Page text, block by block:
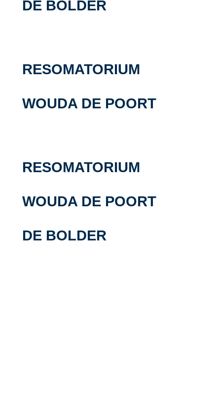
DE BOLDER
RESOMATORIUM
WOUDA DE POORT
RESOMATORIUM
WOUDA DE POORT
DE BOLDER